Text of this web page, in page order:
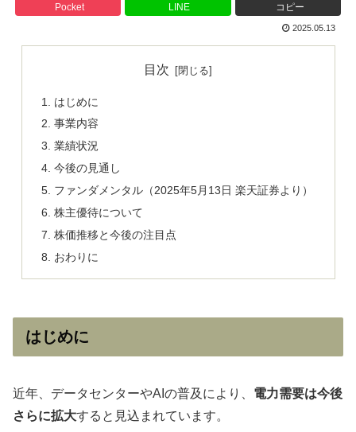
Pocket LINE コピー
2025.05.13
目次
はじめに
事業内容
業績状況
今後の見通し
ファンダメンタル（2025年5月13日 楽天証券より）
株主優待について
株価推移と今後の注目点
おわりに
はじめに
近年、データセンターやAIの普及により、 電力需要は今後
さらに拡大すると見込まれています。